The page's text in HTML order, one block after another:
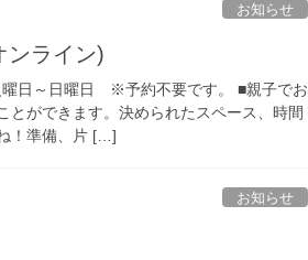
お知らせ
ンライン)
日～日曜日 ※予約不要です。 ■親子でお
とができます。決められたスペース、時間
！準備、片 […]
お知らせ